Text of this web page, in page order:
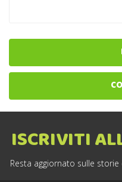
ISCRIVITI
Resta aggiornato sulle